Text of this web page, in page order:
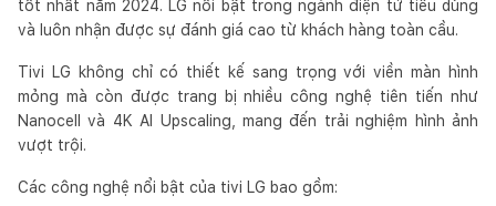
tốt nhất năm 2024. LG nổi bật trong ngành điện tử tiêu dùng
và luôn nhận được sự đánh giá cao từ khách hàng toàn cầu.
Tivi LG không chỉ có thiết kế sang trọng với viền màn hình
mỏng mà còn được trang bị nhiều công nghệ tiên tiến như
Nanocell và 4K AI Upscaling, mang đến trải nghiệm hình ảnh
vượt trội.
Các công nghệ nổi bật của tivi LG bao gồm: